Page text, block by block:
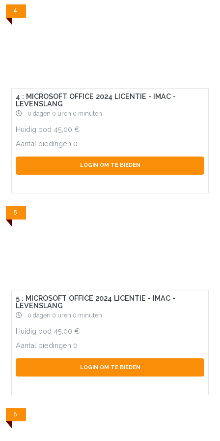
4
4 : MICROSOFT OFFICE 2024 LICENTIE - IMAC -
LEVENSLANG
0 dagen 0 uren 0 minuten
Huidig bod 45,00
Aantal biedingen 0
LOGIN OM TE BIEDEN
5
5 : MICROSOFT OFFICE 2024 LICENTIE - IMAC -
LEVENSLANG
0 dagen 0 uren 0 minuten
Huidig bod 45,00
Aantal biedingen 0
LOGIN OM TE BIEDEN
6